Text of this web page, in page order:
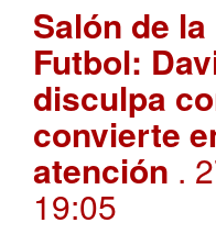
Salón de
Futbol:
disculpa
convierte
atención .
19:05